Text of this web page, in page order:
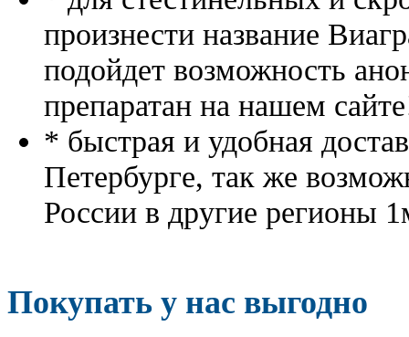
произнести название
подойдет возможность
препаратан на нашем
* быстрая и удобная
Петербурге, так же
России в другие регионы
Покупать у нас выгодно